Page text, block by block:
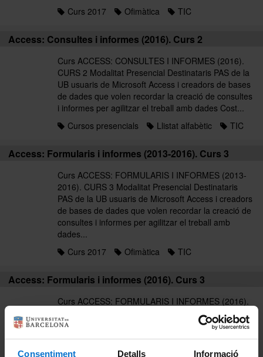
Consentiment Detalls Informació
Curs 2017
Ofimàtica TIC
Access: Consultes i informes (2016). Curs 2
Curs ACCESS: CONSULTES I INFORMES (2016).
CURS 2 Modalitat Presencial Destinataris PAS de la
UB usuaris de Microsoft Access i creadors de bases
de dades que volen recordar la creació de consultes
i informes per agilitzar el treball amb dades Cost...
Cursos presencials
Llistat alfabètic TIC
Access: Formularis i informes (2013-2016). Curs 3
Curs ACCESS: FORMULARIS I INFORMES (2013-
2016). CURS 3 Modalitat Presencial Destinataris
PAS de la UB usuaris de Microsoft Access i creadors
de bases de dades que volen recordar la creació de
consultes i informes per agilitzar el treball amb
dades...
Curs 2017
Ofimàtica TIC
Access: Formularis i informes (2016). Curs 3
Curs ACCESS: FORMULARIS I INFORMES (2016).
CURS 3 Modalitat Presencial Destinataris PAS de la
UB usuaris de Microsoft Access i creadors de bases
de dades que volen recordar la creació de consultes
i informes per agilitzar el treball amb dades Cost...